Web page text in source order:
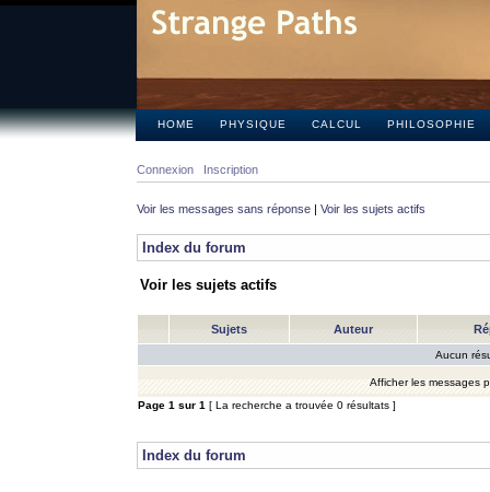
HOME PHYSIQUE CALCUL PHILOSOPHIE
Connexion Inscription
Voir les messages sans réponse | Voir les sujets actifs
Index du forum
Voir les sujets actifs
Sujets Auteur
Aucun
Afficher les messages
Page 1 sur 1 [ La recherche a trouvée 0 résultats ]
Index du forum